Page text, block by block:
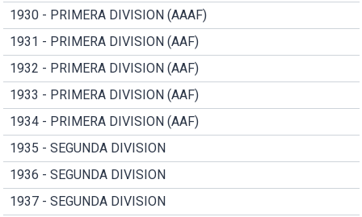
1930 - PRIMERA DIVISION (AAAF)
1931 - PRIMERA DIVISION (AAF)
1932 - PRIMERA DIVISION (AAF)
1933 - PRIMERA DIVISION (AAF)
1934 - PRIMERA DIVISION (AAF)
1935 - SEGUNDA DIVISION
1936 - SEGUNDA DIVISION
1937 - SEGUNDA DIVISION